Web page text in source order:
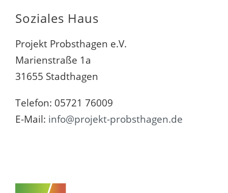
Soziales Haus
Projekt Probsthagen e.V.
Marienstraße 1a
31655 Stadthagen
Telefon: 05721 76009
E-Mail: info@projekt-probsthagen.de